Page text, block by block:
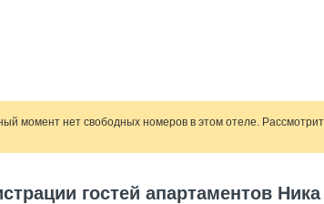
момент нет свободных номеров в этом отеле.
гостей апартаментов Ника